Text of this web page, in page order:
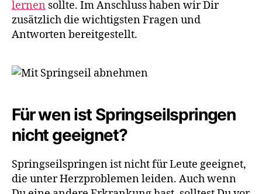
lernen sollte. Im Anschluss haben wir Dir
zusätzlich die wichtigsten Fragen und
Antworten bereitgestellt.
Für wen ist Springseilspringen
nicht geeignet?
Springseilspringen ist nicht für Leute geeignet,
die unter Herzproblemen leiden. Auch wenn